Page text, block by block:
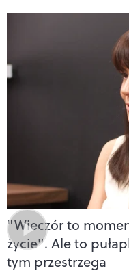
"Wieczór to
życie". Ale to
tym przestrzega